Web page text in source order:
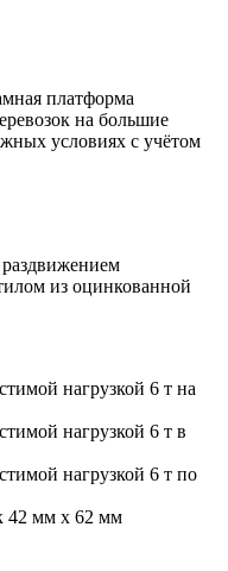
платформа
на большие
условиях с учётом
из оцинкованной
нагрузкой 6 т на
нагрузкой 6 т в
нагрузкой 6 т по
42 мм х 62 мм